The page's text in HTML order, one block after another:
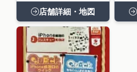
店舗詳細・地図